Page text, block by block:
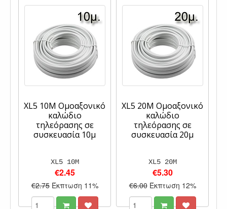
XL5 10M Ομοαξονικό
καλώδιο
τηλεόρασης σε
συσκευασία 10μ
XL5 10M
€2.45
€2.75 Έκπτωση 11%
XL5 20M Ομοαξονικό
καλώδιο
τηλεόρασης σε
συσκευασία 20μ
XL5 20M
€5.30
€6.00 Έκπτωση 12%